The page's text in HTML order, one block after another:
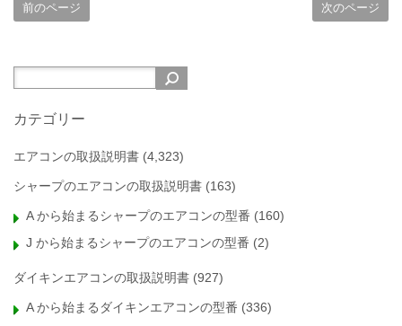
前のページ 次のページ
カテゴリー
エアコンの取扱説明書 (4,323)
シャープのエアコンの取扱説明書 (163)
A から始まるシャープのエアコンの型番 (160)
J から始まるシャープのエアコンの型番 (2)
ダイキンエアコンの取扱説明書 (927)
A から始まるダイキンエアコンの型番 (336)